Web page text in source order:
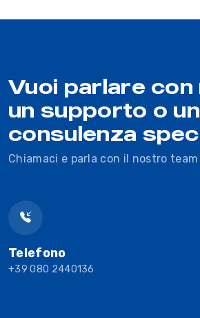
Vuoi parlare con
un supporto o
consulenza
Chiamaci e parla con il nostro
Telefono
+39 080 2440136